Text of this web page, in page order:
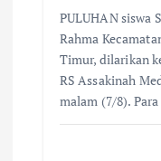
PULUHAN siswa
Rahma
Timur, dilarikan
RS Assakinah
malam (7/8).